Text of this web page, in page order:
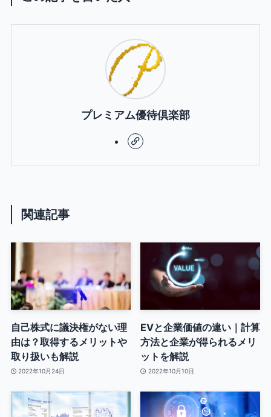
プレミアム優待倶楽部
関連記事
自己株式に議決権がない理
由は？取得するメリットや
取り扱いも解説
2022年10月24日
EVと企業価値の違い｜計算
方法と企業が得られるメリ
ットを解説
2022年10月10日